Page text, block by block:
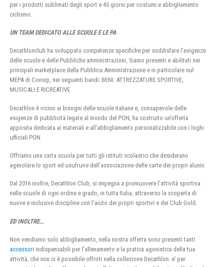
per i prodotti sublimati degli sport e 45 giorni per costumi e abbigliamento
ciclismo.
UN TEAM DEDICATO ALLE SCUOLE E LE PA
Decathlonclub ha sviluppato competenze specifiche per soddisfare l’esigenze
delle scuole e delle Pubbliche amministrazioni, Siamo presenti e abilitati nei
principali marketplace della Pubblica Amministrazione e in particolare sul
MEPA di Consip, nei seguenti bandi: BENI: ATTREZZATURE SPORTIVE,
MUSICALI E RICREATIVE
Decathlon è vicino ai bisogni delle scuole italiane e, consapevole delle
esigenze di pubblicità legate al mondo del PON, ha costruito un’offerta
apposita dedicata ai materiali e all’abbigliamento personalizzabile con i loghi
ufficiali PON.
Offriamo una carta scuola per tutti gli istituti scolastici che desiderano
agevolare lo sport ed usufruire dell’associazione delle carte dei propri alunni.
Dal 2016 inoltre, Decathlon Club, si impegna a promuovere l’attività sportiva
nelle scuole di ogni ordine e grado, in tutta Italia, attraverso la scoperta di
nuove e inclusive discipline con l’aiuto dei propri sportivi e dei Club Gold.
ED INOLTRE…
Non vendiamo solo abbigliamento, nella nostra offerta sono presenti tanti
accessori indispensabili per l’allenamento e la pratica agonistica della tua
attività, che non ci è possibile offrirti nella collezione Decathlon. e’ per